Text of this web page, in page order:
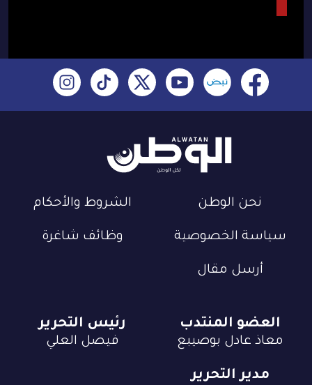
نحن الوطن الشروط والأحكام
سياسة الخصوصية وظائف شاغرة
أرسل مقال
العضو المنتدب
معاذ عادل بوصيبع
رئيس التحرير
فيصل العلي
مدير التحرير